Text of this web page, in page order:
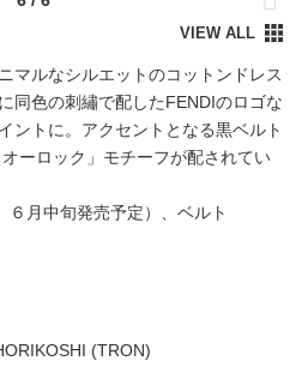
マルなシルエットのコットンドレス
同色の刺繡で配したFENDIのロゴな
ントに。アクセントとなる黒ベルト
ーロック」モチーフが配されてい
６月中旬発売予定）、ベルト
(TRON)